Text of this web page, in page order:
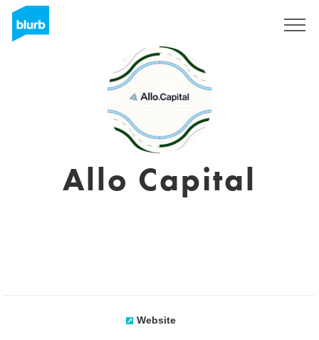
Allo Capital
Website